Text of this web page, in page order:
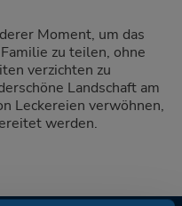
Moment, um das
zu teilen, ohne
verzichten zu
Landschaft am
Leckereien verwöhnen,
werden.